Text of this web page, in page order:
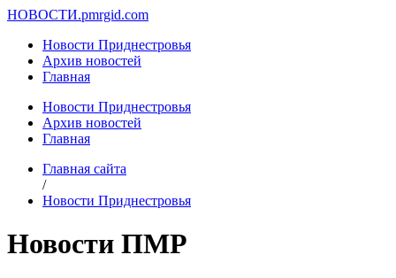
НОВОСТИ.pmrgid.com
Новости Приднестровья
Архив новостей
Главная
Новости Приднестровья
Архив новостей
Главная
Главная сайта
/
Новости Приднестровья
Новости ПМР